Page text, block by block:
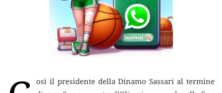
osì il presidente della Dinamo Sassari al termine